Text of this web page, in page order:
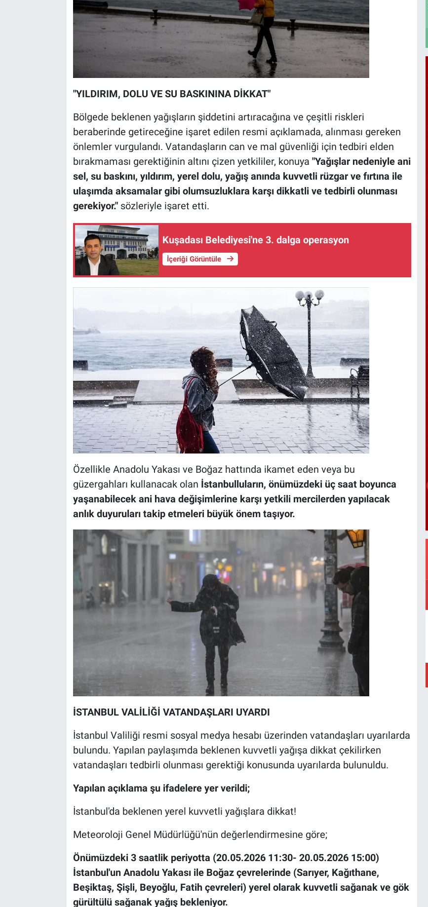
"YILDIRIM, DOLU VE SU BASKININA DİKKAT"
Bölgede beklenen yağışların şiddetini artıracağına ve çeşitli riskleri
beraberinde getireceğine işaret edilen resmi açıklamada, alınması gereken
önlemler vurgulandı. Vatandaşların can ve mal güvenliği için tedbiri elden
bırakmaması gerektiğinin altını çizen yetkililer, konuya "Yağışlar nedeniyle ani
sel, su baskını, yıldırım, yerel dolu, yağış anında kuvvetli rüzgar ve fırtına ile
ulaşımda aksamalar gibi olumsuzluklara karşı dikkatli ve tedbirli olunması
gerekiyor."sözleriyle işaret etti.
Kuşadası Belediyesi'ne 3. dalga operasyon
İçeriği Görüntüle
Özellikle Anadolu Yakası ve Boğaz hattında ikamet eden veya bu
güzergahları kullanacak olan İstanbulluların, önümüzdeki üç saat boyunca
yaşanabilecek ani hava değişimlerine karşı yetkili mercilerden yapılacak
anlık duyuruları takip etmeleri büyük önem taşıyor.
İSTANBUL VALİLİĞİ VATANDAŞLARI UYARDI
İstanbul Valiliği resmi sosyal medya hesabı üzerinden vatandaşları uyarılarda
bulundu. Yapılan paylaşımda beklenen kuvvetli yağışa dikkat çekilirken
vatandaşları tedbirli olunması gerektiği konusunda uyarılarda bulunuldu.
Yapılan açıklama şu ifadelere yer verildi;
İstanbul'da beklenen yerel kuvvetli yağışlara dikkat!
Meteoroloji Genel Müdürlüğü'nün değerlendirmesine göre;
Önümüzdeki 3 saatlik periyotta (20.05.2026 11:30- 20.05.2026 15:00)
İstanbul'un Anadolu Yakası ile Boğaz çevrelerinde (Sarıyer, Kağıthane,
Beşiktaş, Şişli, Beyoğlu, Fatih çevreleri) yerel olarak kuvvetli sağanak ve gök
gürültülü sağanak yağış bekleniyor.